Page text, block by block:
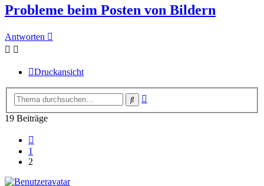
letzten
Beitrag
Probleme beim Posten von Bildern
Antworten
Druckansicht
Suche
19 Beiträge
1
2